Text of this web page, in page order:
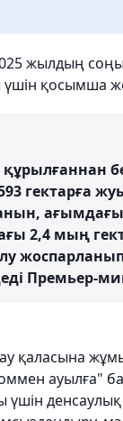
жылдың
қосымша
гектарға
2,4 мың
Премьер-
қаласына
ауылға"
денсаулық